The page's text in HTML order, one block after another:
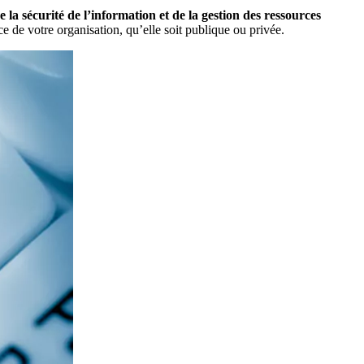
sécurité de l’information et de la gestion des ressources
de votre organisation, qu’elle soit publique ou privée.